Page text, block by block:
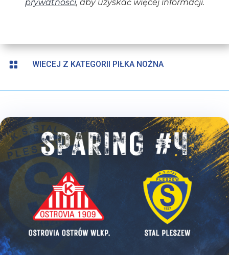
 WIECEJ Z KATEGORII PIŁKA NOŻNA